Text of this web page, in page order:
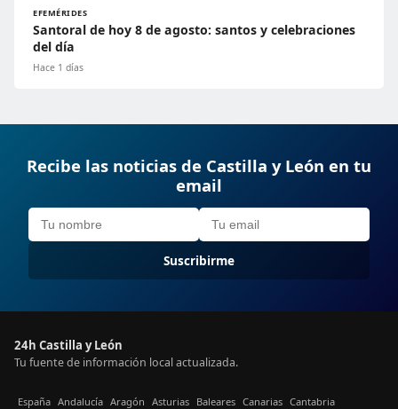
EFEMÉRIDES
Santoral de hoy 8 de agosto: santos y celebraciones
del día
Hace 1 días
Recibe las noticias de Castilla y León en tu
email
Suscribirme
24h Castilla y León
Tu fuente de información local actualizada.
España Andalucía Aragón Asturias Baleares Canarias Cantabria